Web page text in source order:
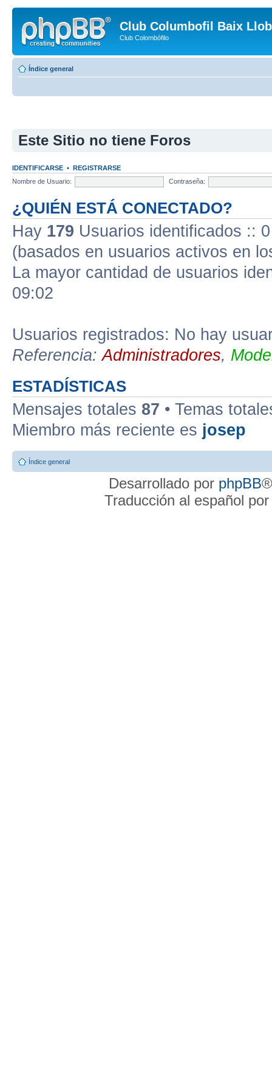
Club Columbofil Baix
Club Colombófilo
Índice general
Este Sitio no tiene Foros
IDENTIFICARSE • REGISTRARSE
Nombre de Usuario:
Contraseña:
¿QUIÉN ESTÁ CONECTADO?
Hay 179 Usuarios identificados ::
(basados en usuarios activos en
La mayor cantidad de usuarios
09:02
Usuarios registrados: No hay
Referencia:Administradores,
ESTADÍSTICAS
Mensajes totales 87 • Temas
Miembro más reciente es josep
Índice general
Desarrollado por phpBB
Traducción al español